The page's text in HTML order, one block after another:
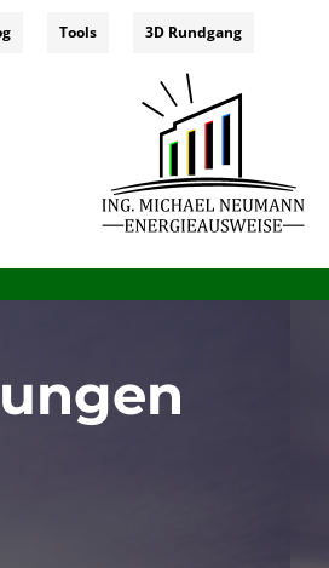
Tools 3D Rundgang
wohnung, energieausweis online österreich,
anforderungen, energieausweis altbau werte, energieausweis